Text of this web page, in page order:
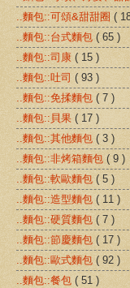
..麵包::可頌&甜甜圈 (
..麵包::台式麵包 ( 65 )
..麵包::司康 ( 15 )
..麵包::吐司 ( 93 )
..麵包::免揉麵包 ( 7 )
..麵包::貝果 ( 17 )
..麵包::其他麵包 ( 3 )
..麵包::非烤箱麵包 ( 9 )
..麵包::軟歐麵包 ( 5 )
..麵包::造型麵包 ( 11 )
..麵包::硬質麵包 ( 7 )
..麵包::節慶麵包 ( 17 )
..麵包::歐式麵包 ( 92 )
..麵包::餐包 ( 51 )